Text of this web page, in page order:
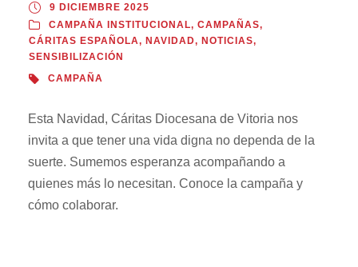
9 DICIEMBRE 2025
CAMPAÑA INSTITUCIONAL, CAMPAÑAS,
CÁRITAS ESPAÑOLA, NAVIDAD, NOTICIAS,
SENSIBILIZACIÓN
CAMPAÑA
Esta Navidad, Cáritas Diocesana de Vitoria nos
invita a que tener una vida digna no dependa de la
suerte. Sumemos esperanza acompañando a
quienes más lo necesitan. Conoce la campaña y
cómo colaborar.